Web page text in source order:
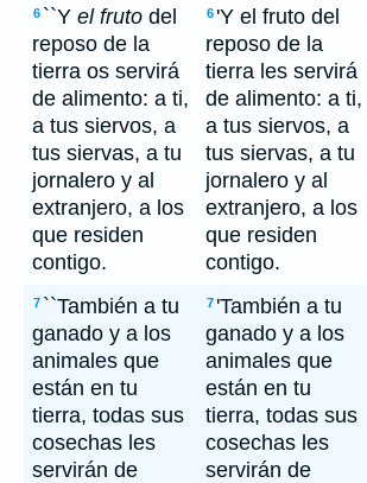
6 ``Y el fruto del
reposo de la
tierra os servirá
de alimento: a ti,
a tus siervos, a
tus siervas, a tu
jornalero y al
extranjero, a los
que residen
contigo.
6 'Y el fruto del
reposo de la
tierra les servirá
de alimento: a ti,
a tus siervos, a
tus siervas, a tu
jornalero y al
extranjero, a los
que residen
contigo.
7 ``También a tu
ganado y a los
animales que
están en tu
tierra, todas sus
cosechas les
servirán de
7 'También a tu
ganado y a los
animales que
están en tu
tierra, todas sus
cosechas les
servirán de